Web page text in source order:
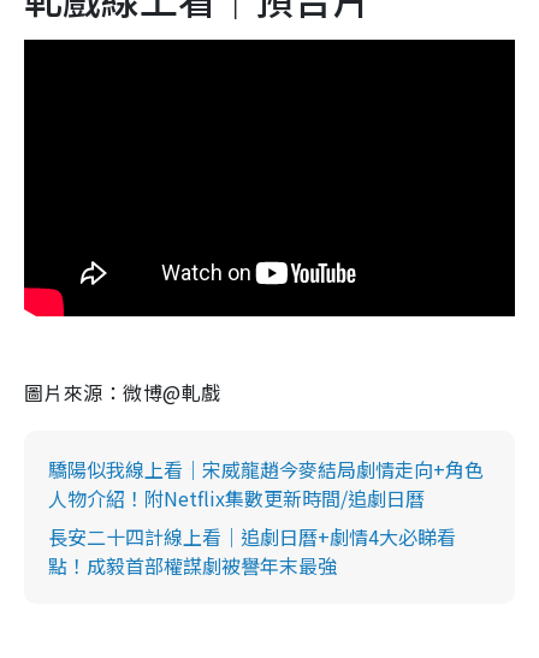
圖片來源：微博@軋戲
驕陽似我線上看｜宋威龍趙今麥結局劇情走向+角色
人物介紹！附Netflix集數更新時間/追劇日曆
長安二十四計線上看｜追劇日曆+劇情4大必睇看
點！成毅首部權謀劇被譽年末最強